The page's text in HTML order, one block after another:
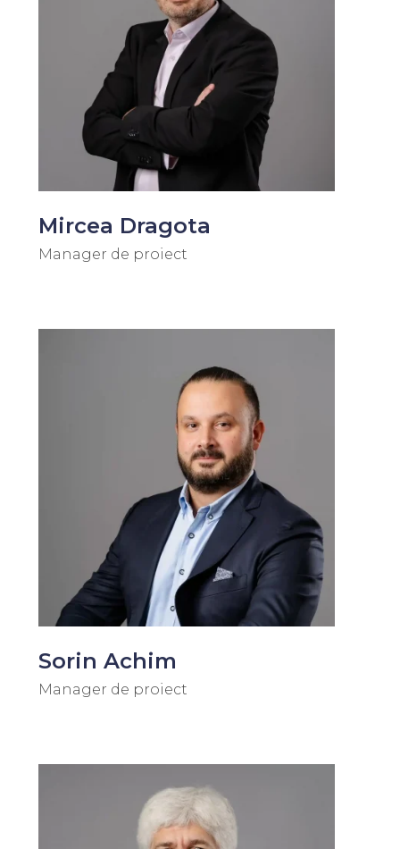
Mircea Dragota
Manager de proiect
Sorin Achim
Manager de proiect